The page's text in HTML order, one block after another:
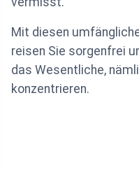
Mit diesen
reisen Sie sorgenfrei
das Wesentliche,
konzentrieren.